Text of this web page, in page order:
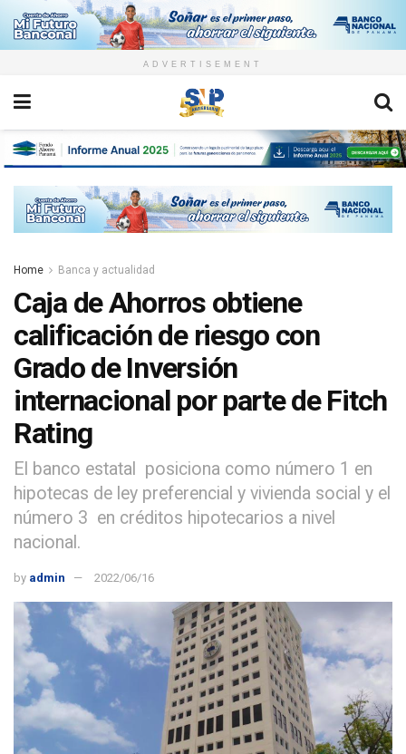
ADVERTISEMENT
Home Banca y actualidad
Caja de Ahorros obtiene
calificación de riesgo con
Grado de Inversión
internacional por parte de Fitch
Rating
El banco estatal posiciona como número 1 en
hipotecas de ley preferencial y vivienda social y el
número 3 en créditos hipotecarios a nivel
nacional.
by admin 2022/06/16